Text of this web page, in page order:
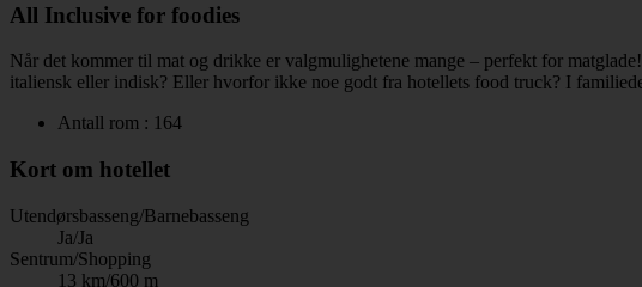
All Inclusive for foodies
Når det kommer til mat og drikke er valgmulighetene mange – perfekt for
italiensk eller indisk? Eller hvorfor ikke noe godt fra hotellets food truck? I
Antall rom : 164
Kort om hotellet
Utendørsbasseng/Barnebasseng
Ja/Ja
Sentrum/Shopping
13 km/600 m